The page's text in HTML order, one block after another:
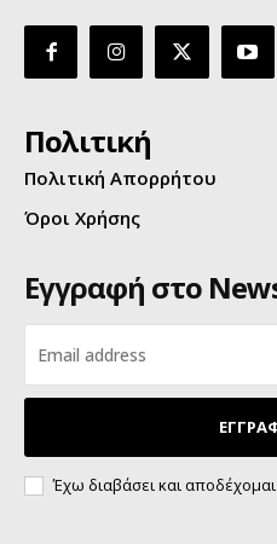
Πολιτική
Πολιτική Απορρήτου
Όροι Χρήσης
Εγγραφή στο
Έχω διαβάσει και